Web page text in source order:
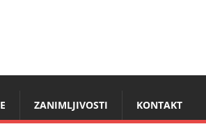
ZANIMLJIVOSTI KONTAKT